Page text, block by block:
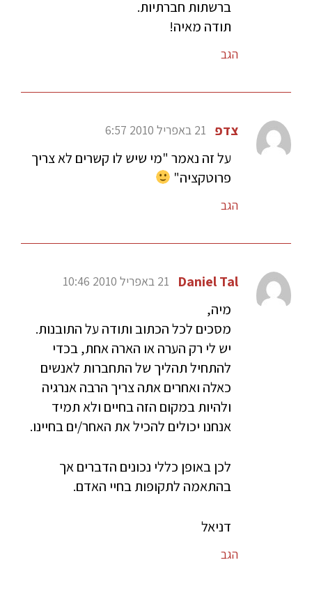
ברשתות חברתיות.
תודה מאיה!
הגב
צדפ 21 באפריל 2010 6:57
על זה נאמר "מי שיש לו קשרים לא צריך
פרוטקציה"
הגב
Daniel Tal 21 באפריל 2010 10:46
מיה,
מסכים לכל הכתוב ותודה על התובנות.
יש לי רק הערה או הארה אחת, בכדי
להתחיל תהליך של התחברות לאנשים
כאלה ואחרים אתה צריך הרבה אנרגיה
ולהיות במקום הזה בחיים ולא תמיד
אנחנו יכולים להכיל את האחר/ים בחיינו.
לכן באופן כללי נכונים הדברים אך
בהתאמה לתקופות בחיי האדם.
דניאל
הגב